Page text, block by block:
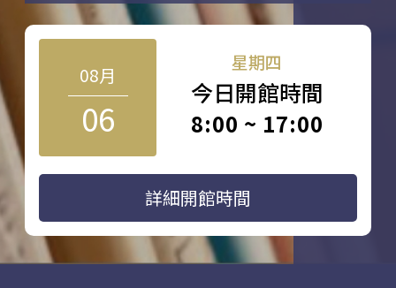
08月
06
星期四
今日開館時間
8:00 ~ 17:00
詳細開館時間